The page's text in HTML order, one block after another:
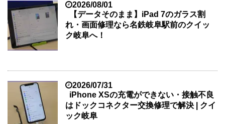
2026/08/01
【データそのまま】iPad 7のガラス割
れ・画面修理なら名鉄岐阜駅前のクイッ
ク岐阜へ！
2026/07/31
iPhone XSの充電ができない・接触不良
はドックコネクター交換修理で解決 | クイ
ック岐阜